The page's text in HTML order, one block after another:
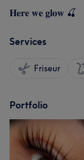
𝐇𝐞𝐫𝐞 𝐰𝐞 𝐠𝐥𝐨𝐰 🍒
Services
Friseur
Portfolio